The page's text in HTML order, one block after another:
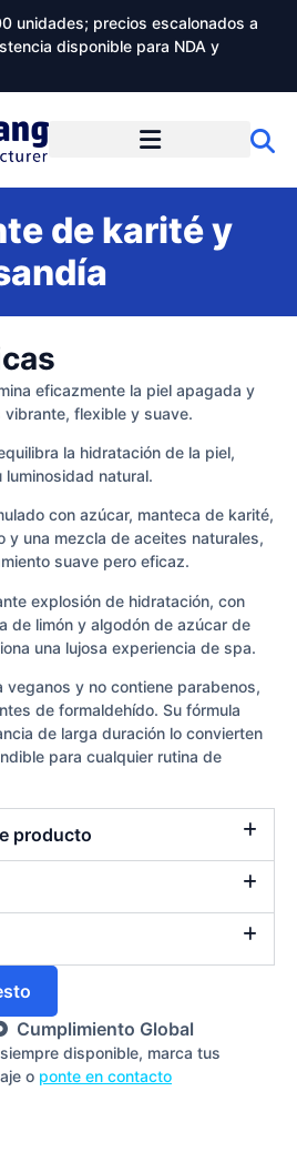
unidades; precios escalonados a
disponible para NDA y
de karité y
eficazmente la piel apagada y
flexible y suave.
la hidratación de la piel,
natural.
con azúcar, manteca de karité,
y una mezcla de aceites naturales,
suave pero eficaz.
explosión de hidratación, con
de limón y algodón de azúcar de
una lujosa experiencia de spa.
veganos y no contiene parabenos,
de formaldehído. Su fórmula
de larga duración lo convierten
para cualquier rutina de
producto
Cumplimiento Global
disponible, marca tus
o ponte en contacto